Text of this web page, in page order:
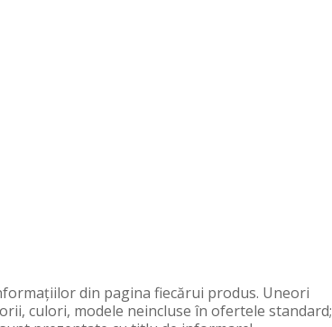
din pagina fiecărui produs. Uneori
culori, modele neincluse în ofertele standard;